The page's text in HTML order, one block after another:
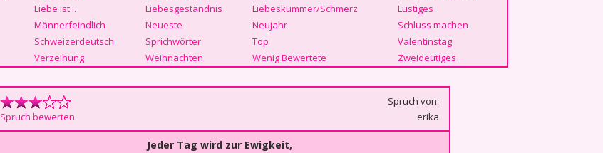
Liebe ist... Liebesgeständnis Liebeskummer/Schmerz
Lustiges
Männerfeindlich Neueste Neujahr
Schluss machen
Schweizerdeutsch Sprichwörter Top
Valentinstag
Verzeihung Weihnachten Wenig Bewertete Zweideutiges
Spruch bewerten
Spruch von:
erika
Jeder Tag wird zur Ewigkeit,